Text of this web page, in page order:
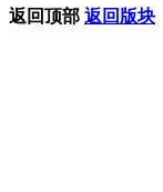
返回顶部 返回版块